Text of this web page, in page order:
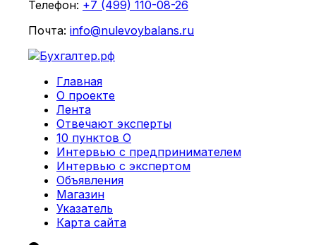
Телефон: +7 (499) 110-08-26
Почта: info@nulevoybalans.ru
Главная
О проекте
Лента
Отвечают эксперты
10 пунктов О
Интервью с предпринимателем
Интервью с экспертом
Объявления
Магазин
Указатель
Карта сайта